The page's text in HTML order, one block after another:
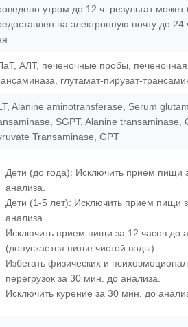
утром до 12 ч. результат может
на электронную почту до 24
АЛТ, печеночные пробы, печеночная
глутамат-пируват-
Alanine aminotransferase, Serum
SGPT, Alanine transaminase,
Transaminase, GPT
Дети (до года): Исключить прием пищи
анализа.
Дети (1-5 лет): Исключить прием пищи
анализа.
Исключить прием пищи за 12 часов до
(допускается питье чистой воды).
Избегать физических и
перегрузок за 30 мин. до анализа.
Исключить курение за 30 мин. до